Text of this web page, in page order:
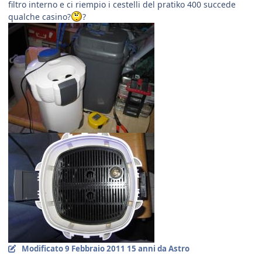
filtro interno e ci riempio i cestelli del pratiko 400 succede
qualche casino?
?
Modificato9 Febbraio 2011 15 anni da Astro